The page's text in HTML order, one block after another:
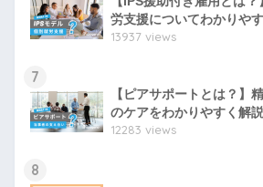
労支援についてわかりや
13937 views
7
【ピアサポートとは？】
のケアをわかりやすく解説
12283 views
8